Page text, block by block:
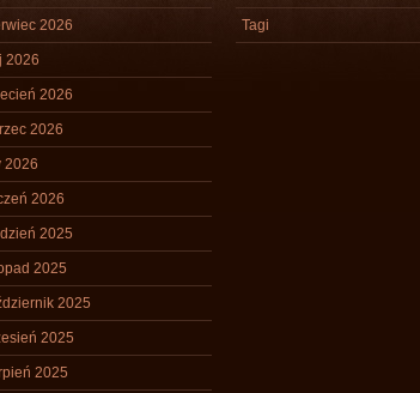
2026
2026
2026
2026
2026
2026
2025
2025
2025
2025
2025
Tagi